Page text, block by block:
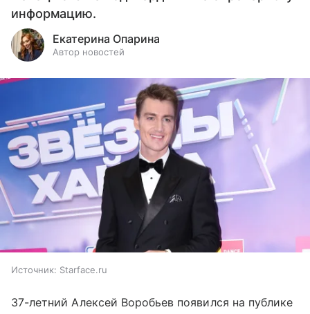
информацию.
Екатерина Опарина
Автор новостей
Источник: Starface.ru
37-летний Алексей Воробьев появился на публике